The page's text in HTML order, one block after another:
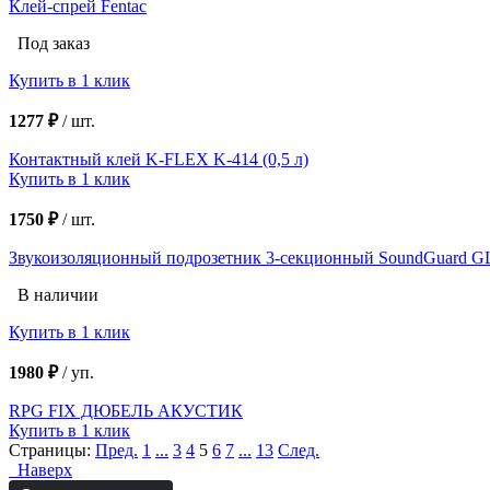
Клей-спрей Fentac
Под заказ
Купить в 1 клик
1277 ₽/шт.
Контактный клей K-FLEX K-414 (0,5 л)
Купить в 1 клик
1750 ₽/шт.
Звукоизоляционный подрозетник 3-секционный SoundGuard
В наличии
Купить в 1 клик
1980 ₽/уп.
RPG FIX ДЮБЕЛЬ АКУСТИК
Купить в 1 клик
Страницы: Пред. 1 ... 3 4 5 6 7 ... 13 След.
Наверх